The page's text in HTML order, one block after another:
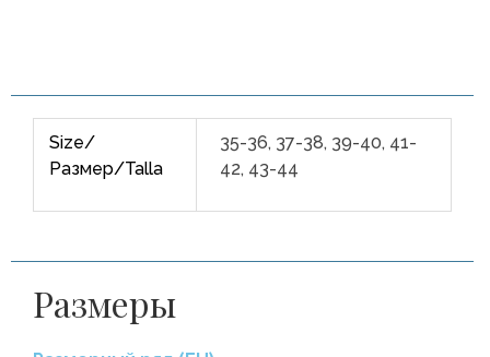
Size/
Размер/Talla
35-36, 37-38, 39-40, 41-
42, 43-44
Размеры